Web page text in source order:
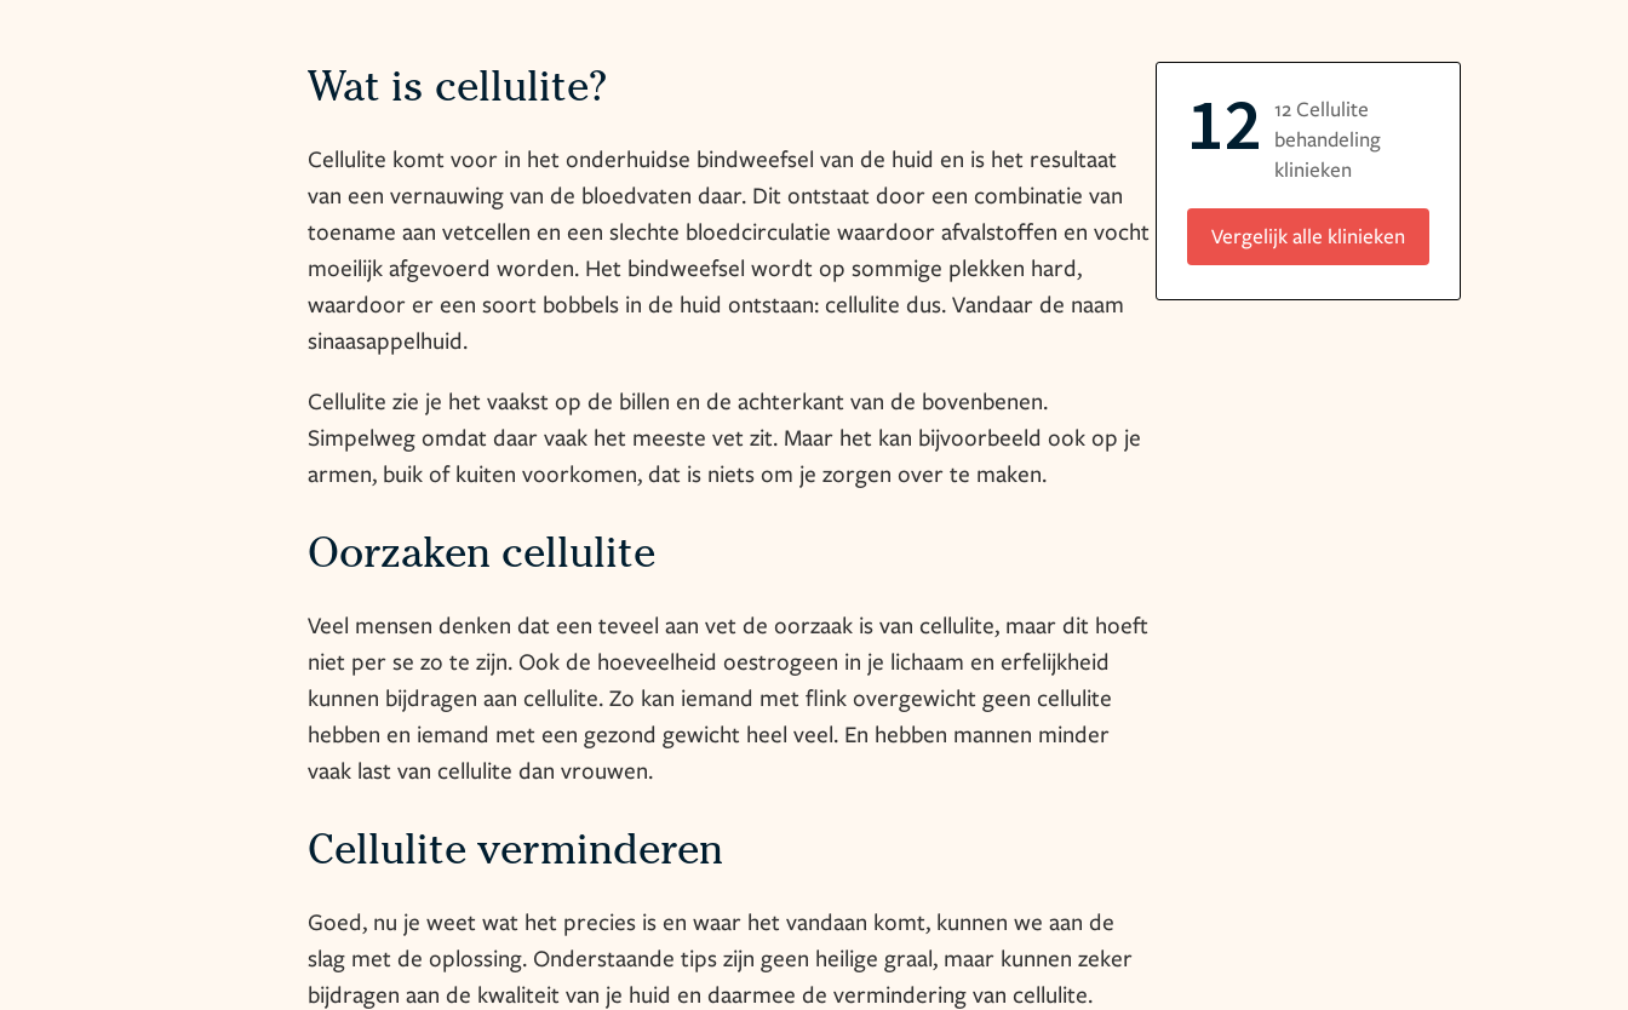
Wat is cellulite?
Cellulite komt voor in het onderhuidse bindweefsel van de huid en is het resultaat
van een vernauwing van de bloedvaten daar. Dit ontstaat door een combinatie van
toename aan vetcellen en een slechte bloedcirculatie waardoor afvalstoffen en vocht
moeilijk afgevoerd worden. Het bindweefsel wordt op sommige plekken hard,
waardoor er een soort bobbels in de huid ontstaan: cellulite dus. Vandaar de naam
sinaasappelhuid.
Cellulite zie je het vaakst op de billen en de achterkant van de bovenbenen.
Simpelweg omdat daar vaak het meeste vet zit. Maar het kan bijvoorbeeld ook op je
armen, buik of kuiten voorkomen, dat is niets om je zorgen over te maken.
Oorzaken cellulite
Veel mensen denken dat een teveel aan vet de oorzaak is van cellulite, maar dit hoeft
niet per se zo te zijn. Ook de hoeveelheid oestrogeen in je lichaam en erfelijkheid
kunnen bijdragen aan cellulite. Zo kan iemand met flink overgewicht geen cellulite
hebben en iemand met een gezond gewicht heel veel. En hebben mannen minder
vaak last van cellulite dan vrouwen.
Cellulite verminderen
Goed, nu je weet wat het precies is en waar het vandaan komt, kunnen we aan de
slag met de oplossing. Onderstaande tips zijn geen heilige graal, maar kunnen zeker
bijdragen aan de kwaliteit van je huid en daarmee de vermindering van cellulite.
12 12 Cellulite
behandeling
klinieken
Vergelijk alle klinieken